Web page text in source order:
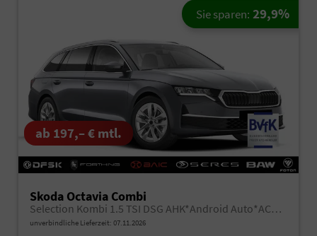
ab 197,– € mtl.
Skoda Octavia Combi
Selection Kombi 1.5 TSI DSG AHK*Android Auto*ACC*SHZ*E-Heck*Keyless*Kamera*2Z Klimaauto
unverbindliche Lieferzeit: 07.11.2026
Sie sparen: 29,9%